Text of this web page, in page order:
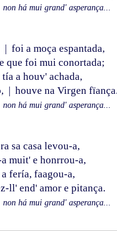
non há mui grand' asperança...
| foi a moça espantada,
que foi mui conortada;
tía a houv' achada,
| houve na Virgen
non há mui grand' asperança...
sa casa levou-a,
muit' e honrrou-a,
a fería, faagou-a,
ll' end' amor e pitança.
non há mui grand' asperança...